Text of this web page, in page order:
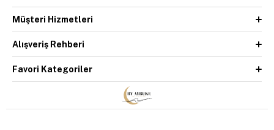
Müşteri Hizmetleri
Alışveriş Rehberi
Favori Kategoriler